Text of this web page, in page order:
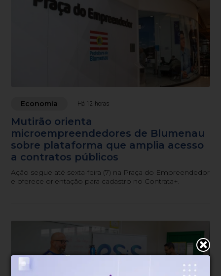
Economia Há 12 horas
Mutirão orienta
microempreendedores de Blumenau
sobre plataforma que amplia acesso
a contratos públicos
Ação segue até sexta-feira (7) na Praça do Empreendedor
e oferece orientação para cadastro no Contrata+.